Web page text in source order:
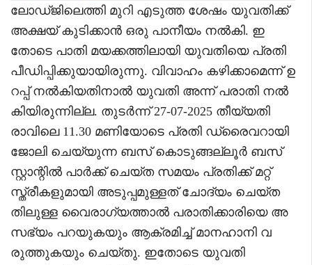
ലോഡ്ജിലെത്തി മുറി എടുത്ത ശേഷം യുവതിക്ക്
അക്ഷയ് കുടിക്കാൻ ഒരു പാനീയം നൽകി. ഇ
തോടെ പാതി മയക്കത്തിലായി യുവതിയെ പ്രതി
പീഡിപ്പിക്കുയായിരുന്നു. വിവാഹം കഴിക്കാമെന്ന് ഉ
റപ്പ് നൽകിയതിനാൽ യുവതി അന്ന് പരാതി നൽ
കിയിരുന്നില്ല. തുടർന്ന് 27-07-2025 തീയ്യതി
രാവിലെ 11.30 മണിയോടെ പ്രതി ഡ്രൈവറായി
ജോലി ചെയ്യുന്ന ബസ് കൊടുങ്ങല്ലൂർ ബസ്
സ്റ്റാന്റിൽ പാർക്ക് ചെയ്ത സമയം പ്രതിക്ക് മറ്റ്
സ്ത്രീകളുമായി അടുപ്പമുള്ളത് ചോദ്യം ചെയ്ത
തിലുള്ള വൈരാഗ്യത്താൽ പരാതിക്കാരിയെ അ
സഭ്യം പറയുകയും ആക്രമിച്ച് മാനഹാനി വ
രുത്തുകയും ചെയ്തു. ഇതോടെ യുവതി